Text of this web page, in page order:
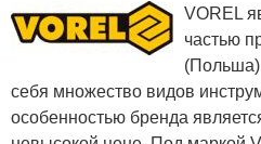
VOREL
частью
себя множество видов
особенностью бренда